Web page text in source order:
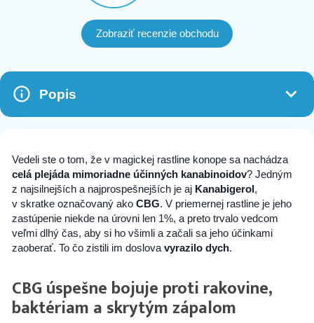
Zobraziť recenzie obchodu
Popis
Vedeli ste o tom, že v magickej rastline konope sa nachádza
celá plejáda mimoriadne účinných kanabinoidov? Jedným
z najsilnejších a najprospešnejších je aj Kanabigerol,
v skratke označovaný ako CBG. V priemernej rastline je jeho
zastúpenie niekde na úrovni len 1%, a preto trvalo vedcom
veľmi dlhý čas, aby si ho všimli a začali sa jeho účinkami
zaoberať. To čo zistili im doslova vyrazilo dych.
CBG úspešne bojuje proti rakovine,
baktériam a skrytým zápalom